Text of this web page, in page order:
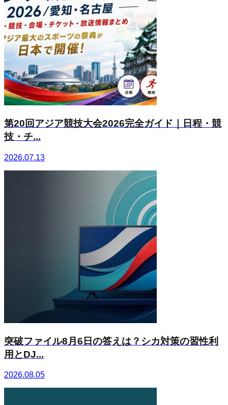
第20回アジア競技大会2026完全ガイド｜日程・競
技・チ...
2026.07.13
突破ファイル8月6日の答えは？シカ対策の習性利
用とDJ...
2026.08.05